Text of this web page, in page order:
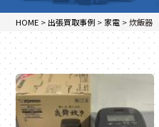
HOME > 出張買取事例 >家電 >炊飯器